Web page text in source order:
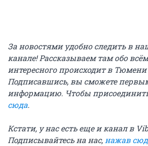
За новостями удобно следить в
канале! Рассказываем там обо
интересного происходит в Тюмени
Подписавшись, вы сможете
информацию. Чтобы
сюда.
Кстати, у нас есть еще и канал в
Подписывайтесь на нас,нажав